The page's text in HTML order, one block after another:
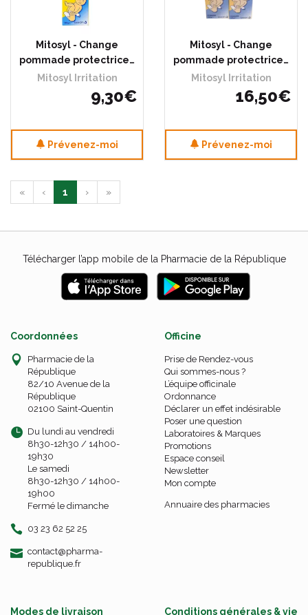
Mitosyl - Change
pommade protectrice…
Mitosyl Irritation
9,30€
Prévenez-moi
Mitosyl - Change
pommade protectrice…
Mitosyl Irritation
16,50€
Prévenez-moi
« ‹ 1 › »
Télécharger l’app mobile de la Pharmacie de la République
Coordonnées
Pharmacie de la
République
82/10 Avenue de la
République
02100 Saint-Quentin
Du lundi au vendredi
8h30-12h30 / 14h00-
19h30
Le samedi
8h30-12h30 / 14h00-
19h00
Fermé le dimanche
03 23 62 52 25
contact-
@-
pharma-
republique.fr
Officine
Prise de Rendez-vous
Qui sommes-nous ?
L’équipe officinale
Ordonnance
Déclarer un effet indésirable
Poser une question
Laboratoires & Marques
Promotions
Espace conseil
Newsletter
Mon compte
Annuaire des pharmacies
Modes de livraison Conditions générales & vie